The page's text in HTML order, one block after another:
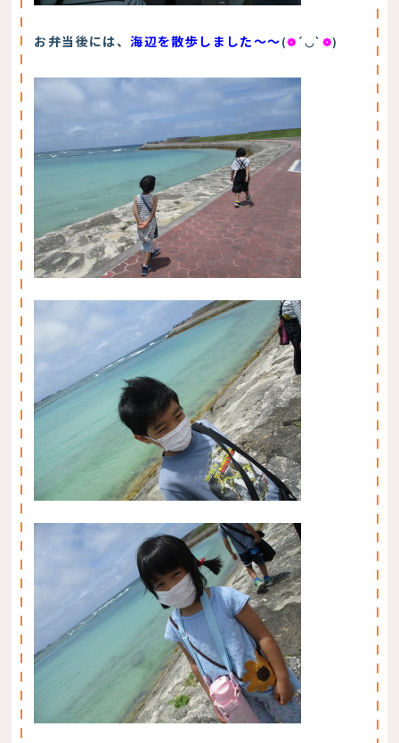
お弁当後には、海辺を散歩しました～～(❁ ´◡` ❁)